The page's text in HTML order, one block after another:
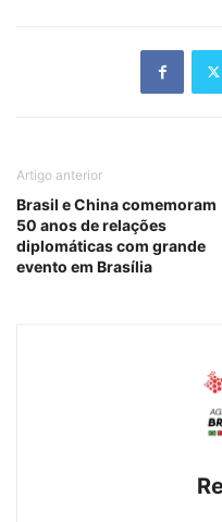
Artigo anterior
Brasil e China comemoram
50 anos de relações
diplomáticas com grande
evento em Brasília